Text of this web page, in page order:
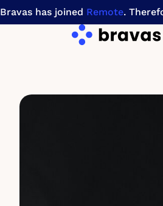
Bravas has joined Remote.